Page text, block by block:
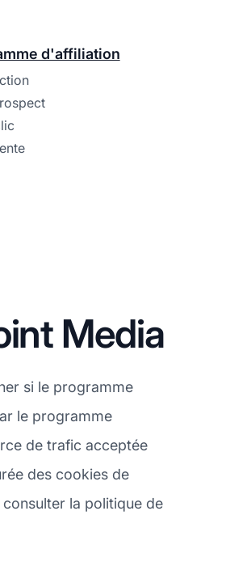
d'affiliation
Media
si le programme
le programme
de trafic acceptée
des cookies de
la politique de